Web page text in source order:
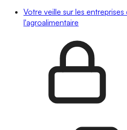
Votre veille sur les
l'agroalimentaire